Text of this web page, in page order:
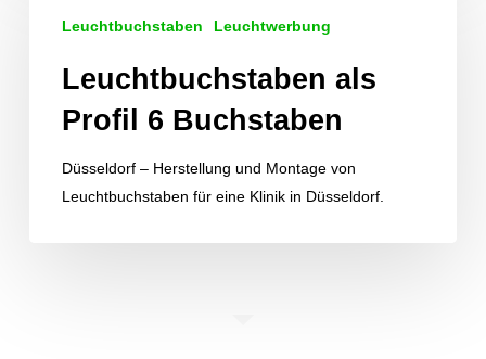
Buchstaben
Leuchtbuchstaben Leuchtwerbung
Leuchtbuchstaben als
Profil 6 Buchstaben
Düsseldorf – Herstellung und Montage von
Leuchtbuchstaben für eine Klinik in Düsseldorf.